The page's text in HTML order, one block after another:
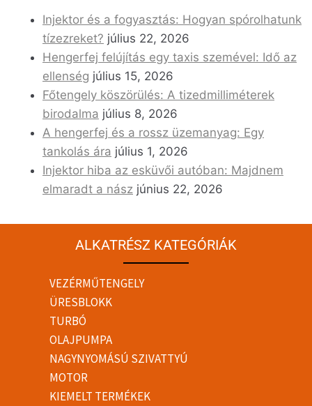
Injektor és a fogyasztás: Hogyan spórolhatunk
tízezreket? július 22, 2026
Hengerfej felújítás egy taxis szemével: Idő az
ellenség július 15, 2026
Főtengely köszörülés: A tizedmilliméterek
birodalma július 8, 2026
A hengerfej és a rossz üzemanyag: Egy
tankolás ára július 1, 2026
Injektor hiba az esküvői autóban: Majdnem
elmaradt a nász június 22, 2026
ALKATRÉSZ KATEGÓRIÁK
VEZÉRMŰTENGELY
ÜRESBLOKK
TURBÓ
OLAJPUMPA
NAGYNYOMÁSÚ SZIVATTYÚ
MOTOR
KIEMELT TERMÉKEK